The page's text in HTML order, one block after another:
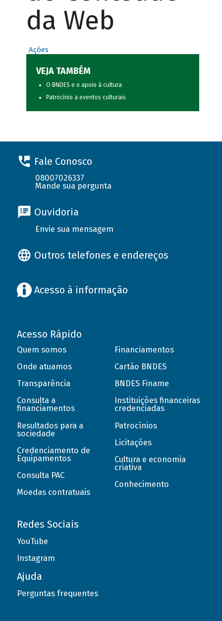
da Web
Ações
VEJA TAMBÉM
O BNDES e o apoio à cultura
Patrocínio a eventos culturais
Fale Conosco
08007026337
Mande sua pergunta
Ouvidoria
Envie sua mensagem
Outros telefones e endereços
Acesso à informação
Acesso Rápido
Quem somos
Onde atuamos
Transparência
Consulta a
financiamentos
Resultados para a
sociedade
Credenciamento de
Equipamentos
Consulta PAC
Moedas contratuais
Financiamentos
Cartão BNDES
BNDES Finame
Instituições financeiras
credenciadas
Patrocínios
Licitações
Cultura e economia
criativa
Conhecimento
Redes Sociais
YouTube
Instagram
Ajuda
Perguntas frequentes